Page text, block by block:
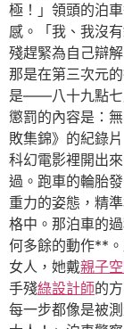
極！」領頭的泊
感。「我、我沒
殘趕緊為自己辯
那是在第三次元
是——八十九點七
懲罰的內容是：
敗集錦》的紀錄
科幻電影裡開出
過。跑車的輪胎
重力的姿態，精
格中。那泊車的
何多餘的動作**
女人，她戴親子
手殘綠設計師的
每一步都像是被